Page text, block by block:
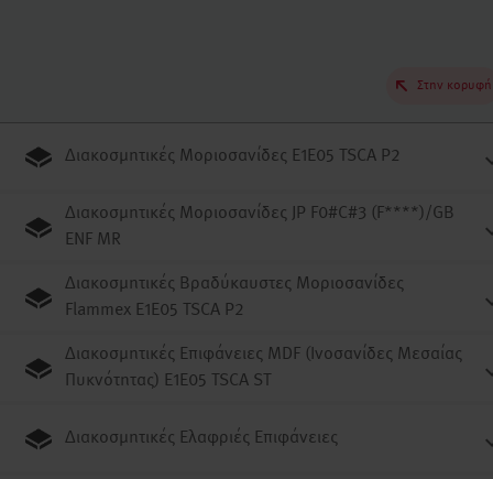
Στην κορυφή
Διακοσμητικές Μοριοσανίδες E1E05 TSCA P2
Διακοσμητικές Μοριοσανίδες JP F0#C#3 (F****)/GB
ENF MR
Διακοσμητικές Βραδύκαυστες Μοριοσανίδες
Flammex E1E05 TSCA P2
Διακοσμητικές Επιφάνειες MDF (Ινοσανίδες Μεσαίας
Πυκνότητας) E1E05 TSCA ST
Διακοσμητικές Ελαφριές Επιφάνειες